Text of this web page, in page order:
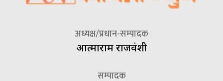
अध्यक्ष/प्रधान-सम्पादक
आत्माराम राजवंशी
सम्पादक